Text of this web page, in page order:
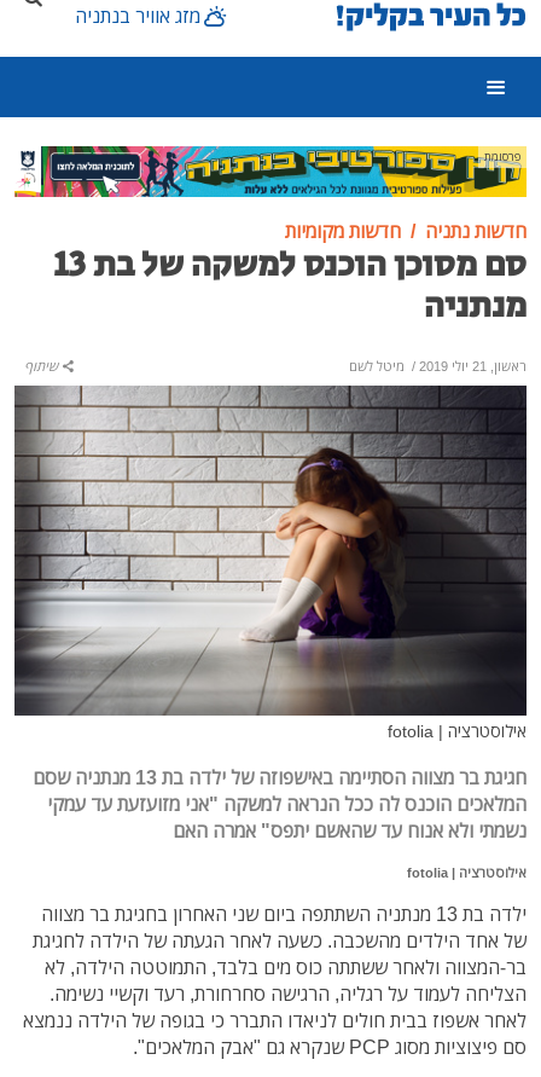
מזג אוויר בנתניה
פרסומת
חדשות נתניה חדשות מקומיות
סם מסוכן הוכנס למשקה של בת 13
מנתניה
ראשון, 21 יולי 2019 / מיטל לשם שיתוף
אילוסטרציה | fotolia
חגיגת בר מצווה הסתיימה באישפוזה של ילדה בת 13 מנתניה שסם
המלאכים הוכנס לה ככל הנראה למשקה "אני מזועזעת עד עמקי
נשמתי ולא אנוח עד שהאשם יתפס" אמרה האם
אילוסטרציה | fotolia
ילדה בת 13 מנתניה השתתפה ביום שני האחרון בחגיגת בר מצווה
של אחד הילדים מהשכבה. כשעה לאחר הגעתה של הילדה לחגיגת
בר-המצווה ולאחר ששתתה כוס מים בלבד, התמוטטה הילדה, לא
הצליחה לעמוד על רגליה, הרגישה סחרחורת, רעד וקשיי נשימה.
לאחר אשפוז בבית חולים לניאדו התברר כי בגופה של הילדה ננמצא
סם פיצוציות מסוג PCP שנקרא גם "אבק המלאכים".